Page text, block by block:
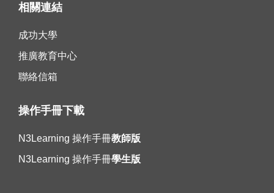
相關連結
成功大學
推廣教育中心
聯絡信箱
操作手冊下載
N3Learning 操作手冊教師版
N3Learning 操作手冊學生版